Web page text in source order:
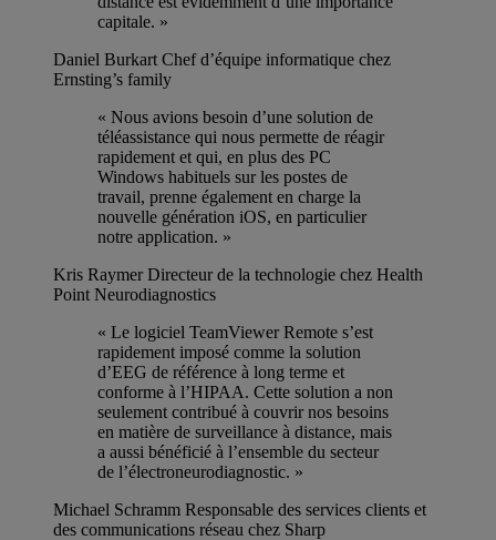
capitale. »
Daniel Burkart Chef d’équipe informatique chez
Ernsting’s family
« Nous avions besoin d’une solution de
téléassistance qui nous permette de réagir
rapidement et qui, en plus des PC
Windows habituels sur les postes de
travail, prenne également en charge la
nouvelle génération iOS, en particulier
notre application. »
Kris Raymer Directeur de la technologie chez Health
Point Neurodiagnostics
« Le logiciel TeamViewer Remote s’est
rapidement imposé comme la solution
d’EEG de référence à long terme et
conforme à l’HIPAA. Cette solution a non
seulement contribué à couvrir nos besoins
en matière de surveillance à distance, mais
a aussi bénéficié à l’ensemble du secteur
de l’électroneurodiagnostic. »
Michael Schramm Responsable des services clients et
des communications réseau chez Sharp